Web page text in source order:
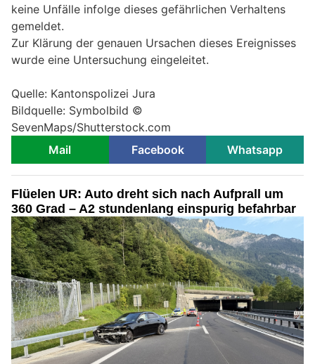
keine Unfälle infolge dieses gefährlichen Verhaltens
gemeldet.
Zur Klärung der genauen Ursachen dieses Ereignisses
wurde eine Untersuchung eingeleitet.
Quelle: Kantonspolizei Jura
Bildquelle: Symbolbild ©
SevenMaps/Shutterstock.com
Mail
Facebook Whatsapp
Flüelen UR: Auto dreht sich nach Aufprall um
360 Grad – A2 stundenlang einspurig befahrbar